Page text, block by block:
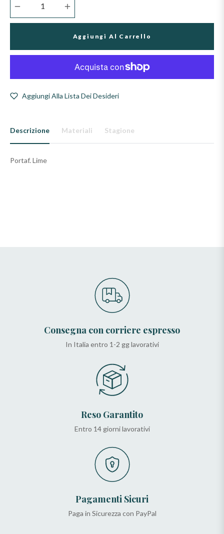
Aggiungi Al Carrello
Aggiungi Alla Lista Dei Desideri
Descrizione Materiali Stagione
Portaf. Lime
Consegna con corriere espresso
In Italia entro 1-2 gg lavorativi
Reso Garantito
Entro 14 giorni lavorativi
Pagamenti Sicuri
Paga in Sicurezza con PayPal